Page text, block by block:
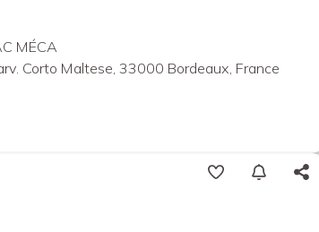
MÉCA
Corto Maltese, 33000 Bordeaux, France